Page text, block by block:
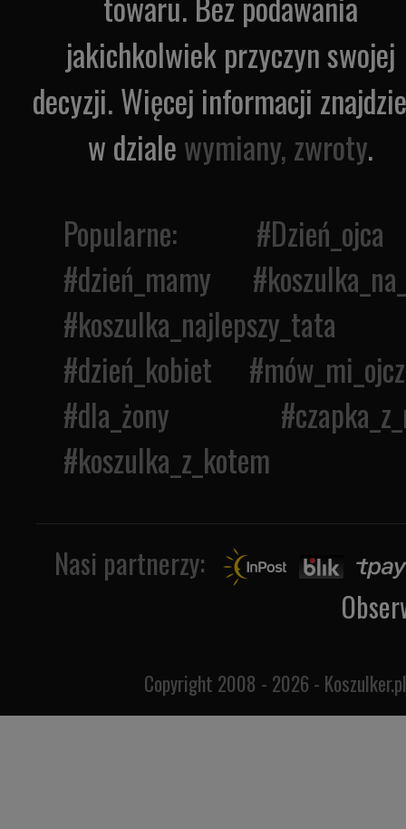
jakichkolwiek przyczyn swojej
decyzji. Więcej informacji
w dzialewymiany, zwroty.
Popularne: #Dzień_ojca
#dzień_mamy #
#koszulka_najlepszy_tata
#dzień_kobiet #
#dla_żony #
#koszulka_z_kotem
Nasi partnerzy:
Copyright 2008 - 2026 -